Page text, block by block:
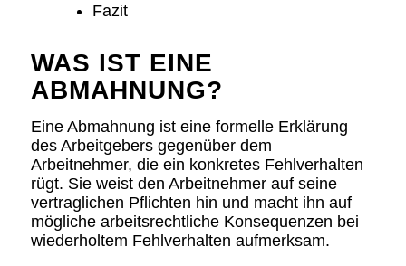
Fazit
WAS IST EINE
ABMAHNUNG?
Eine Abmahnung ist eine formelle Erklärung
des Arbeitgebers gegenüber dem
Arbeitnehmer, die ein konkretes Fehlverhalten
rügt. Sie weist den Arbeitnehmer auf seine
vertraglichen Pflichten hin und macht ihn auf
mögliche arbeitsrechtliche Konsequenzen bei
wiederholtem Fehlverhalten aufmerksam.